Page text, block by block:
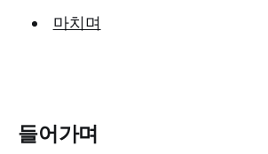
마치며
들어가며